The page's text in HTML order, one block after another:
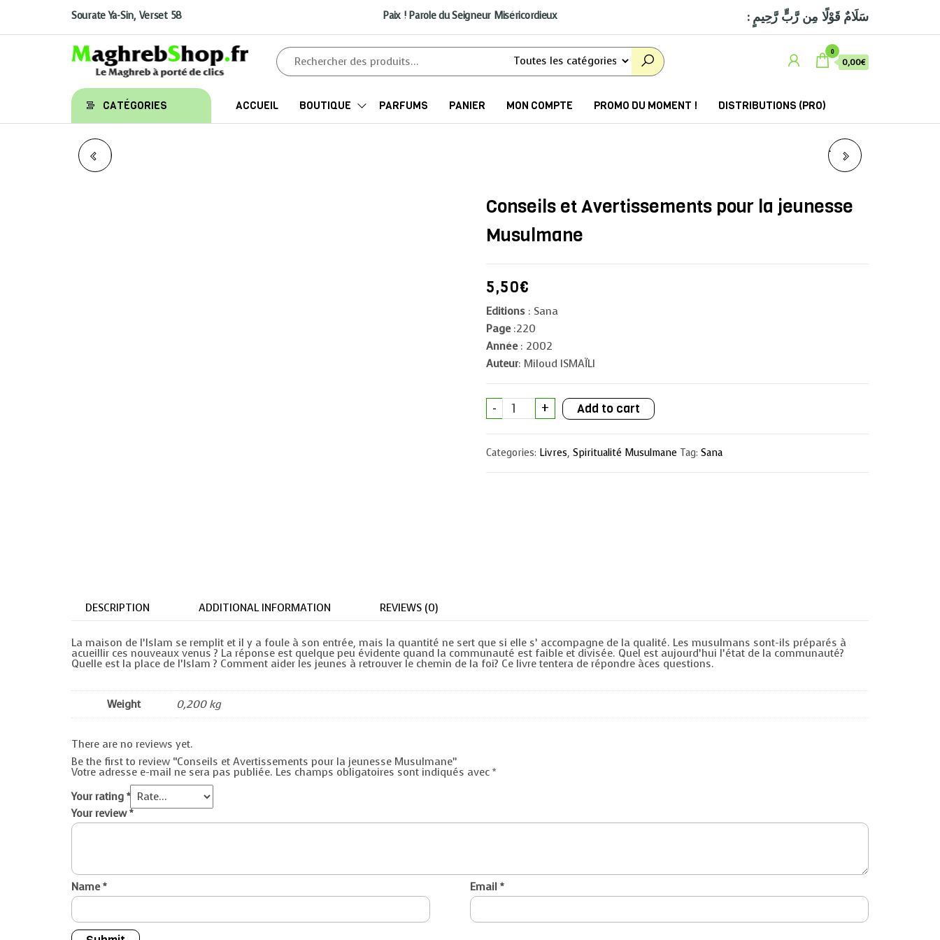
Sourate Ya-Sin, Verset 58 Paix ! Parole du Seigneur Miséricordieux : سَلَامٌ قَوْلًا مِن رَّبٍّ رَّحِيمٍ
Maghrebshop
Le
Maghreb
à porter
de clics
0
0,00€
CATÉGORIES ACCUEIL BOUTIQUE PARFUMS PANIER MON COMPTE PROMO DU MOMENT ! DISTRIBUTIONS (PRO)
LE TAJWID SIMPLIFIÉ - LE MANUEL COMPLET
Conseils et Avertissements pour la jeunesse
Musulmane
5,50€
Editions: Sana
Page:220
Année : 2002
Auteur: Miloud ISMAÏLI
- Conseils
Avertissements
jeunesse
+ Add to cart
Categories: Livres, Spiritualité Musulmane Tag: Sana
DESCRIPTION ADDITIONAL INFORMATION REVIEWS (0)
La maison de l’Islam se remplit et il y a foule à son entrée, mais la quantité ne sert que si elle s’ accompagne de la qualité. Les musulmans sont-ils préparés à
acueillir ces nouveaux venus ? La réponse est quelque peu évidente quand la communauté est faible et divisée. Quel est aujourd’hui l’état de la communauté?
Quelle est la place de l’Islam ? Comment aider les jeunes à retrouver le chemin de la foi? Ce livre tentera de répondre àces questions.
Weight 0,200 kg
There are no reviews yet.
Be the first to review “Conseils et Avertissements pour la jeunesse Musulmane”
Votre adresse e-mail ne sera pas publiée. Les champs obligatoires sont indiqués avec *
Your rating *
Your review*
Name* Email *